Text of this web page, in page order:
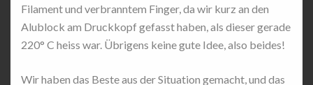
Filament und verbranntem Finger, da wir kurz an den
Alublock am Druckkopf gefasst haben, als dieser gerade
220° C heiss war. Übrigens keine gute Idee, also beides!
Wir haben das Beste aus der Situation gemacht, und das